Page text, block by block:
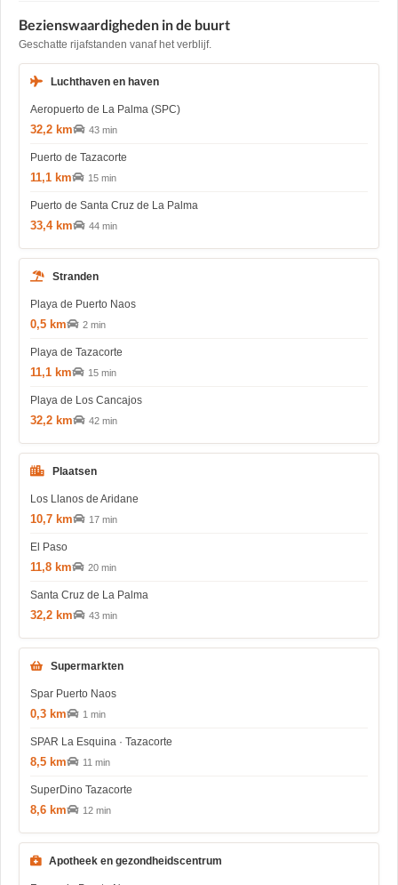
Bezienswaardigheden in de buurt
Geschatte rijafstanden vanaf het verblijf.
Luchthaven en haven
Aeropuerto de La Palma (SPC)
32,2 km 43 min
Puerto de Tazacorte
11,1 km 15 min
Puerto de Santa Cruz de La Palma
33,4 km 44 min
Stranden
Playa de Puerto Naos
0,5 km 2 min
Playa de Tazacorte
11,1 km 15 min
Playa de Los Cancajos
32,2 km 42 min
Plaatsen
Los Llanos de Aridane
10,7 km 17 min
El Paso
11,8 km 20 min
Santa Cruz de La Palma
32,2 km 43 min
Supermarkten
Spar Puerto Naos
0,3 km 1 min
SPAR La Esquina · Tazacorte
8,5 km 11 min
SuperDino Tazacorte
8,6 km 12 min
Apotheek en gezondheidscentrum